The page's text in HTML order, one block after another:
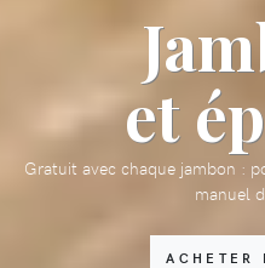
et
Gratuit avec chaque jambon :
manuel
ACHETER